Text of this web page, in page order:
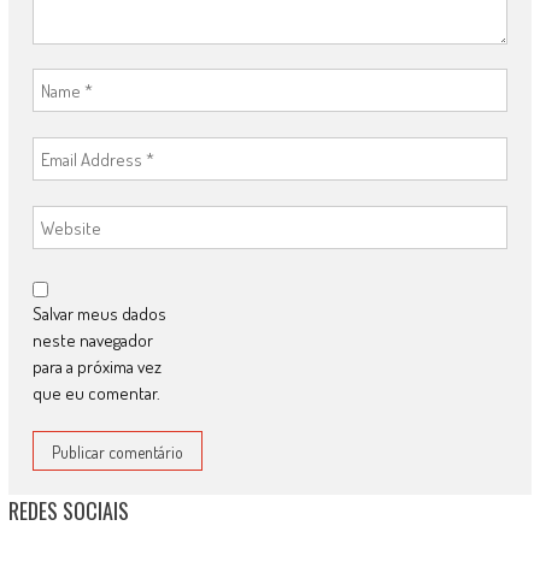
Salvar meus dados
neste navegador
para a próxima vez
que eu comentar.
REDES SOCIAIS